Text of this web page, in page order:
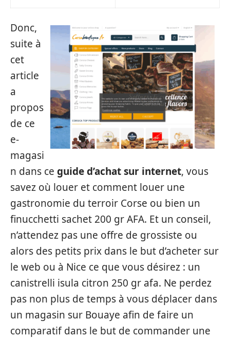
Donc,
suite à
cet
article
a
propos
de ce
e-
magasi
n dans ce guide d’achat sur internet, vous
savez où louer et comment louer une
gastronomie du terroir Corse ou bien un
finucchetti sachet 200 gr AFA. Et un conseil,
n’attendez pas une offre de grossiste ou
alors des petits prix dans le but d’acheter sur
le web ou à Nice ce que vous désirez : un
canistrelli isula citron 250 gr afa. Ne perdez
pas non plus de temps à vous déplacer dans
un magasin sur Bouaye afin de faire un
comparatif dans le but de commander une